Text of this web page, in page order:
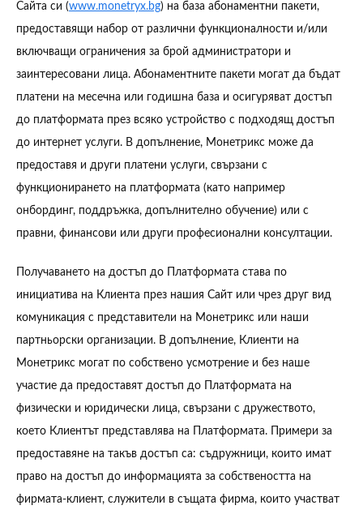
Сайта си (www.monetryx.bg) на база абонаментни пакети,
предоставящи набор от различни функционалности и/или
включващи ограничения за брой администратори и
заинтересовани лица. Абонаментните пакети могат да бъдат
платени на месечна или годишна база и осигуряват достъп
до платформата през всяко устройство с подходящ достъп
до интернет услуги. В допълнение, Монетрикс може да
предоставя и други платени услуги, свързани с
функционирането на платформата (като например
онбординг, поддръжка, допълнително обучение) или с
правни, финансови или други професионални консултации.
Получаването на достъп до Платформата става по
инициатива на Клиента през нашия Сайт или чрез друг вид
комуникация с представители на Монетрикс или наши
партньорски организации. В допълнение, Клиенти на
Монетрикс могат по собствено усмотрение и без наше
участие да предоставят достъп до Платформата на
физически и юридически лица, свързани с дружеството,
което Клиентът представлява на Платформата. Примери за
предоставяне на такъв достъп са: съдружници, които имат
право на достъп до информацията за собствеността на
фирмата-клиент, служители в същата фирма, които участват